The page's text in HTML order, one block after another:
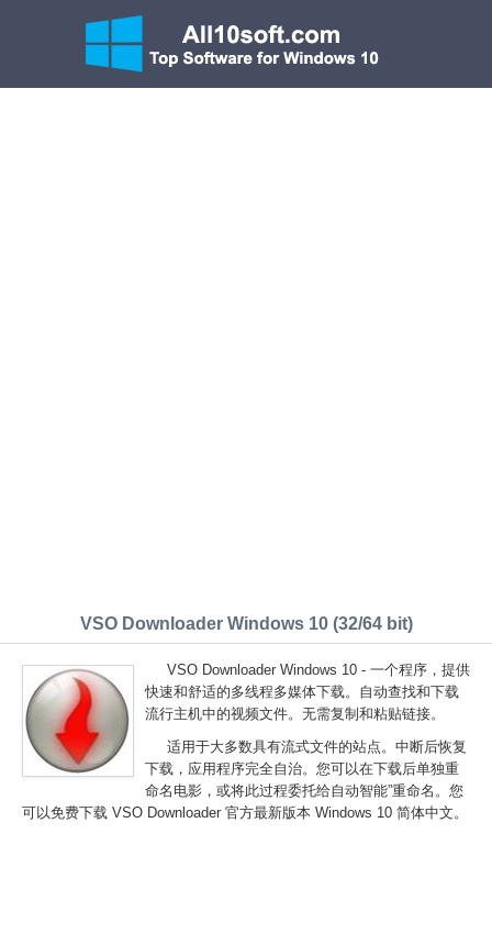
VSO Downloader Windows 10 (32/64 bit)
VSO Downloader Windows 10 - 一个程序，提供
快速和舒适的多线程多媒体下载。自动查找和下载
流行主机中的视频文件。无需复制和粘贴链接。
适用于大多数具有流式文件的站点。中断后恢复
下载，应用程序完全自治。您可以在下载后单独重
命名电影，或将此过程委托给自动智能”重命名。您
可以免费下载 VSO Downloader 官方最新版本 Windows 10 简体中文。